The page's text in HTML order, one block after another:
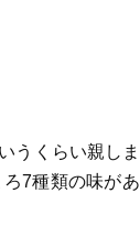
うくらい親し
7種類の味があ